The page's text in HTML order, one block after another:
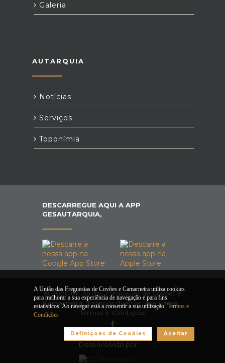
Galeria
AUTARQUIA
Notícias
Serviços
Toponímia
DESCARREGUE AQUI A APP
GESAUTARQUIA,
© 2026 União das Freguesias de Covões e
Camarneira. Todos os direitos reservados |
Termos e Condições
Desenvolvido por:
A União das Freguesias de Covões e Camarneira utiliza cookies
para melhorar a sua experiência de navegação e para fins
estatísticos. Ao navegar está a consentir a sua utilização.Termos e
Condições
Aceitar
Definiçoes de Cookies